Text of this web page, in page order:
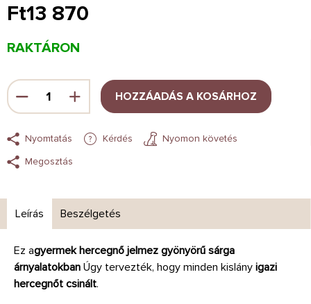
Ft13 870
Egységár:
RAKTÁRON
HOZZÁADÁS A KOSÁRHOZ
Nyomtatás Kérdés
Nyomon követés
Megosztás
Leírás Beszélgetés
Ez agyermek hercegnő jelmez gyönyörű sárga
árnyalatokban Úgy tervezték, hogy minden kislány igazi
hercegnőt csinált.